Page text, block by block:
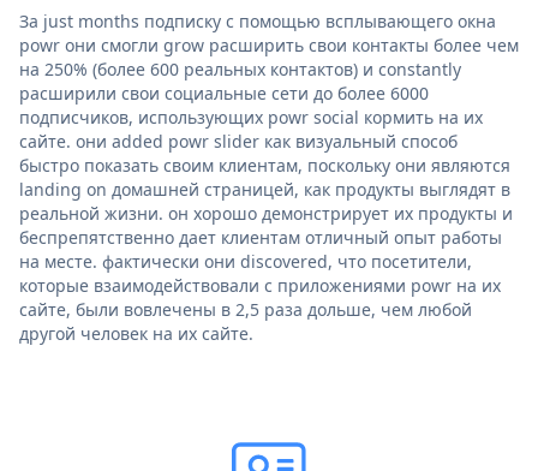
За just months подписку с помощью всплывающего окна
powr они смогли grow расширить свои контакты более чем
на 250% (более 600 реальных контактов) и constantly
расширили свои социальные сети до более 6000
подписчиков, использующих powr social кормить на их
сайте. они added powr slider как визуальный способ
быстро показать своим клиентам, поскольку они являются
landing on домашней страницей, как продукты выглядят в
реальной жизни. он хорошо демонстрирует их продукты и
беспрепятственно дает клиентам отличный опыт работы
на месте. фактически они discovered, что посетители,
которые взаимодействовали с приложениями powr на их
сайте, были вовлечены в 2,5 раза дольше, чем любой
другой человек на их сайте.